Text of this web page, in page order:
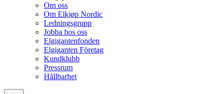
Om oss
Om Elkjøp Nordic
Ledningsgrupp
Jobba hos oss
Elgigantenfonden
Elgiganten Företag
Kundklubb
Pressrum
Hållbarhet